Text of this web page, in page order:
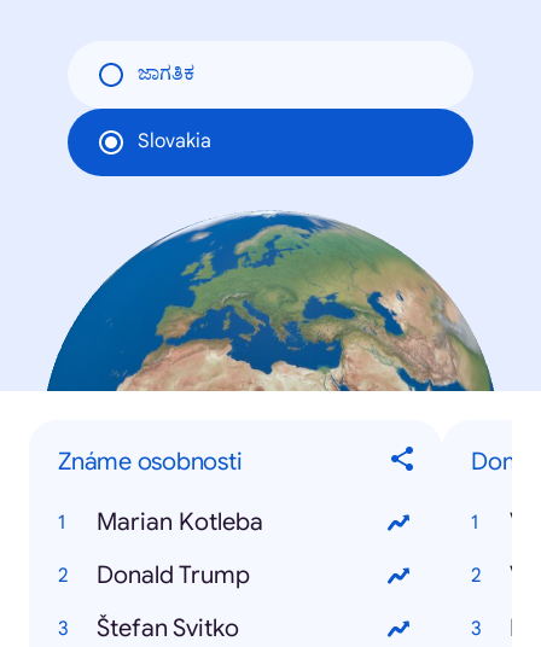
ಜಾಗತಿಕ
Slovakia
Známe osobnosti
Marian Kotleba
Donald Trump
Štefan Svitko